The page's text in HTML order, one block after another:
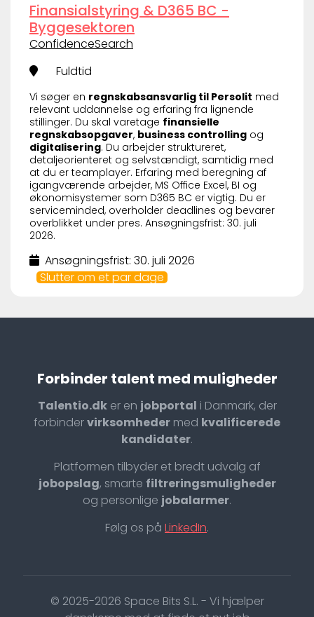
Finansialstyring & D365 BC -
Byggesektoren
ConfidenceSearch
Fuldtid
Vi søger en regnskabsansvarlig til Persolit med
relevant uddannelse og erfaring fra lignende
stillinger. Du skal varetage finansielle
regnskabsopgaver, business controlling og
digitalisering. Du arbejder struktureret,
detaljeorienteret og selvstændigt, samtidig med
at du er teamplayer. Erfaring med beregning af
igangværende arbejder, MS Office Excel, BI og
økonomisystemer som D365 BC er vigtig. Du er
serviceminded, overholder deadlines og bevarer
overblikket under pres. Ansøgningsfrist: 30. juli
2026.
Ansøgningsfrist: 30. juli 2026
Slutter om et par dage
Forbinder talent med muligheder
Talentio.dker en jobportal i Danmark, der
forbindervirksomheder med kvalificerede
kandidater.
Platformen tilbyder et bredt udvalg af
jobopslag, smarte filtreringsmuligheder
og personlige jobalarmer.
Følg os på LinkedIn.
© 2025-2026 Space Bits S.L. - Vi hjælper